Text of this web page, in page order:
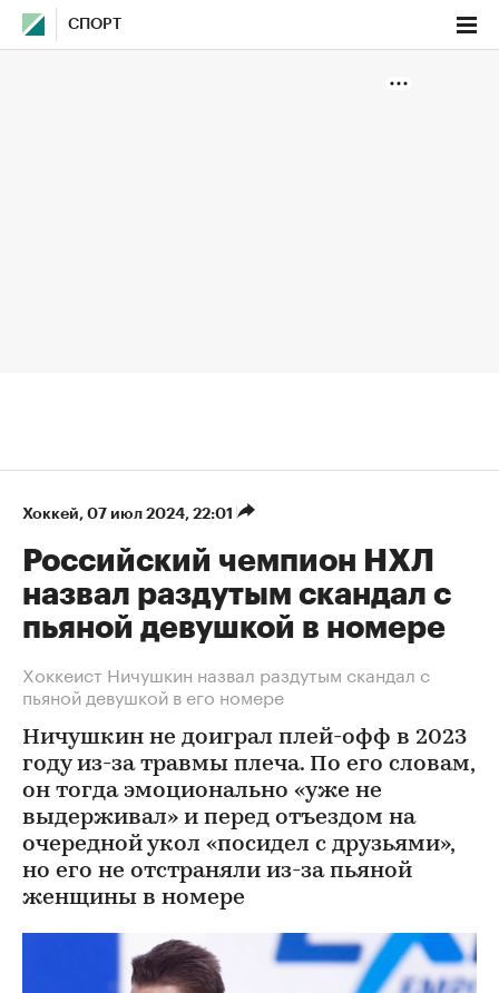
СПОРТ
Хоккей⁠, 07 июл 2024, 22:01
Российский чемпион НХЛ
назвал раздутым скандал с
пьяной девушкой в номере
Хоккеист Ничушкин назвал раздутым скандал с
пьяной девушкой в его номере
Ничушкин не доиграл плей-офф в 2023
году из-за травмы плеча. По его словам,
он тогда эмоционально «уже не
выдерживал» и перед отъездом на
очередной укол «посидел с друзьями»,
но его не отстраняли из-за пьяной
женщины в номере